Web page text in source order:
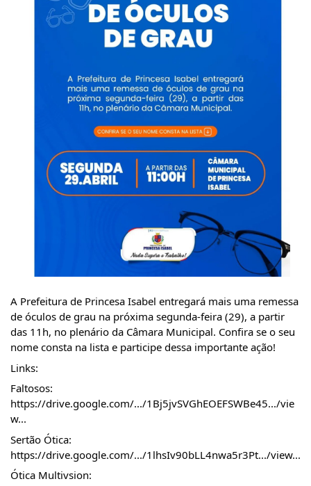
A Prefeitura de Princesa Isabel entregará mais uma remessa
de óculos de grau na próxima segunda-feira (29), a partir
das 11h, no plenário da Câmara Municipal. Confira se o seu
nome consta na lista e participe dessa importante ação!
Links:
Faltosos:
https://drive.google.com/.../1Bj5jvSVGhEOEFSWBe45.../vie
w...
Sertão Ótica:
https://drive.google.com/.../1lhsIv90bLL4nwa5r3Pt.../view...
Ótica Multivsion: